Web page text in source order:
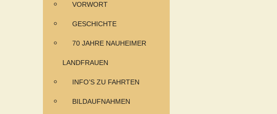
VORWORT
GESCHICHTE
70 JAHRE NAUHEIMER
LANDFRAUEN
INFO’S ZU FAHRTEN
BILDAUFNAHMEN